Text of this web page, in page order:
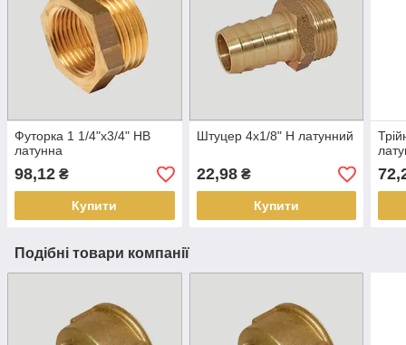
Футорка 1 1/4"х3/4" НВ
латунна
98,12 ₴
Купити
Штуцер 4х1/8" Н латунний
22,98₴
Купити
Подібні товари компанії